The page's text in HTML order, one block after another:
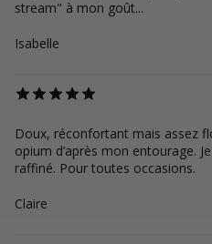
stream" à mon goût...
Isabelle
Doux, réconfortant mais assez
opium d’après mon entourage.
raffiné. Pour toutes occasions.
Claire